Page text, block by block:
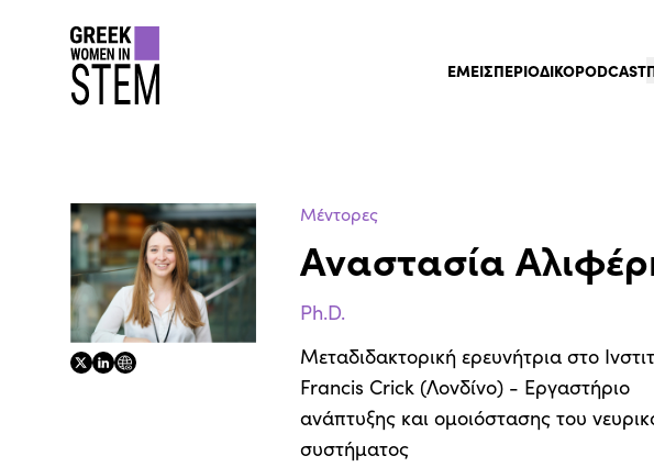
gwis
ΕΜΕΙΣΠΕΡΙΟΔΙΚΟPODCAST
twitter
linkedin
website
Μέντορες
Αναστασία
Ph.D.
Μεταδιδακτορική ερευνήτρια στο
Francis Crick (Λονδίνο) - Εργαστήριο
ανάπτυξης και ομοιόστασης του
συστήματος